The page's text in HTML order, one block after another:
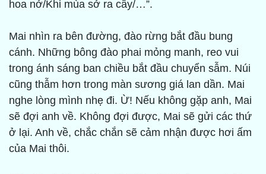
hoa nở/Khi mùa sở ra cây/…”.
Mai nhìn ra bên đường, đào rừng bắt đầu bung
cánh. Những bông đào phai mỏng manh, reo vui
trong ánh sáng ban chiều bắt đầu chuyển sẫm. Núi
cũng thẫm hơn trong màn sương giá lan dần. Mai
nghe lòng mình nhẹ đi. Ừ! Nếu không gặp anh, Mai
sẽ đợi anh về. Không đợi được, Mai sẽ gửi các thứ
ở lại. Anh về, chắc chắn sẽ cảm nhận được hơi ấm
của Mai thôi.